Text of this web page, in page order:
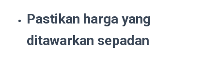
Pastikan harga yang
ditawarkan sepadan